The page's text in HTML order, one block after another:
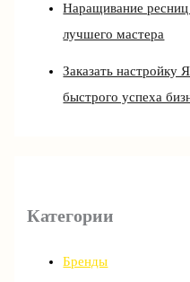
Наращивание
лучшего мастера
Заказать настройку
быстрого успеха
Категории
Бренды